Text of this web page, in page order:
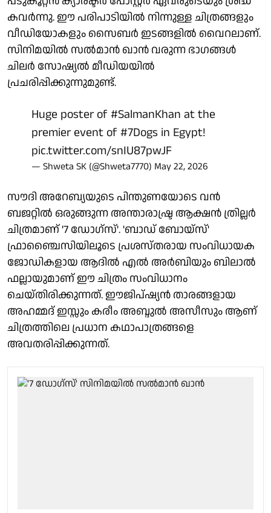
കവർന്നു. ഈ പരിപാടിയിൽ നിന്നുള്ള ചിത്രങ്ങളും
വീഡിയോകളും സൈബർ ഇടങ്ങളിൽ വൈറലാണ്.
സിനിമയിൽ സൽമാൻ ഖാൻ വരുന്ന ഭാഗങ്ങൾ
ചിലർ സോഷ്യൽ മീഡിയയിൽ
പ്രചരിപ്പിക്കുന്നുമുണ്ട്.
Huge poster of#SalmanKhan at the
premier event of#7Dogs in Egypt!
pic.twitter.com/snIU87pwJF
— Shweta SK (@Shweta7770) May 22, 2026
സൗദി അറേബ്യയുടെ പിന്തുണയോടെ വൻ
ബജറ്റിൽ ഒരുങ്ങുന്ന അന്താരാഷ്ട്ര ആക്ഷൻ ത്രില്ലർ
ചിത്രമാണ് '7 ഡോഗ്സ്'. 'ബാഡ് ബോയ്സ്'
ഫ്രാഞ്ചൈസിയിലൂടെ പ്രശസ്തരായ സംവിധായക
ജോഡികളായ ആദിൽ എൽ അർബിയും ബിലാൽ
ഫല്ലായുമാണ് ഈ ചിത്രം സംവിധാനം
ചെയ്തിരിക്കുന്നത്. ഈജിപ്ഷ്യൻ താരങ്ങളായ
അഹമ്മദ് ഇസ്സും കരീം അബ്ദുൽ അസീസും ആണ്
ചിത്രത്തിലെ പ്രധാന കഥാപാത്രങ്ങളെ
അവതരിപ്പിക്കുന്നത്.